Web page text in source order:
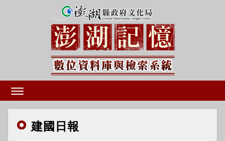
建國 日報